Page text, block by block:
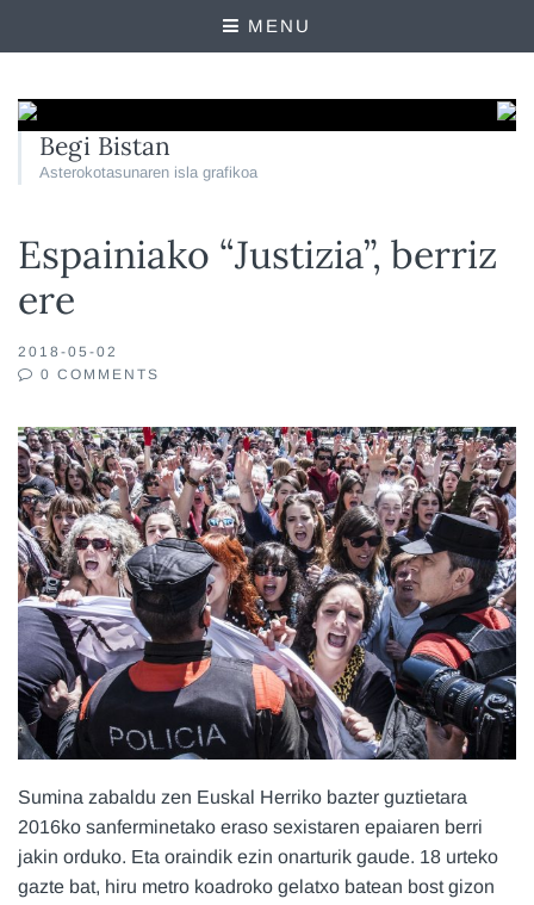
MENU
Begi Bistan
Asterokotasunaren isla grafikoa
Espainiako “Justizia”, berriz
ere
2018-05-02
0 COMMENTS
Sumina zabaldu zen Euskal Herriko bazter guztietara
2016ko sanferminetako eraso sexistaren epaiaren berri
jakin orduko. Eta oraindik ezin onarturik gaude. 18 urteko
gazte bat, hiru metro koadroko gelatxo batean bost gizon